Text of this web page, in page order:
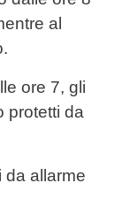
al
ore 7, gli
protetti da
da allarme